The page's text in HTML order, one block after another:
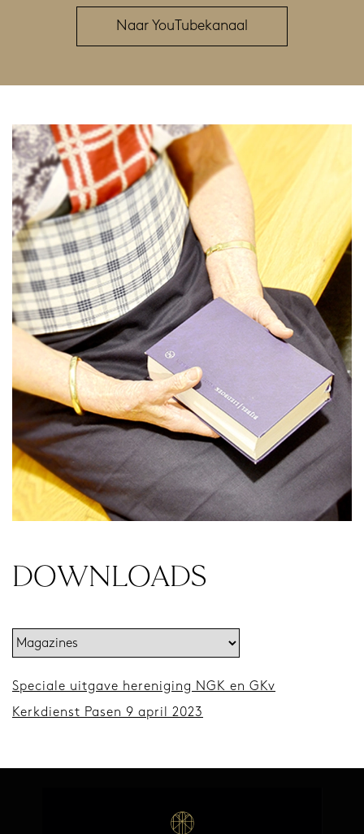
Naar YouTubekanaal
DOWNLOADS
Speciale uitgave hereniging NGK en GKv
Kerkdienst Pasen 9 april 2023